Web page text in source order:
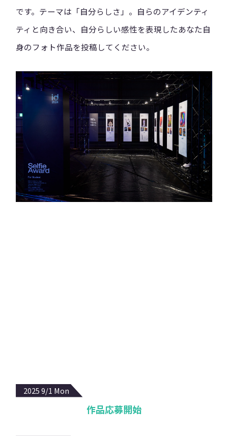
です。テーマは「自分らしさ」。自らのアイデンティ
ティと向き合い、自分らしい感性を表現したあなた自
身のフォト作品を投稿してください。
2025 9/1 Mon
作品応募開始